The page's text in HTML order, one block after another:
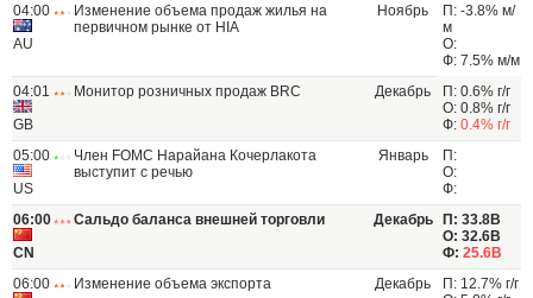
04:00
AU
Изменение объема продаж жилья на
первичном рынке от HIA
Ноябрь
П: -3.8% м/
м
О:
Ф: 7.5% м/м
04:01
GB
Монитор розничных продаж BRC Декабрь
П: 0.6% г/г
О: 0.8% г/г
Ф: 0.4% г/г
05:00
US
Член FOMC Нарайана Кочерлакота
выступит с речью
Январь
П:
О:
Ф:
06:00
CN
Сальдо баланса внешней торговли Декабрь
П: 33.8B
О: 32.6B
Ф: 25.6B
06:00
Изменение объема экспорта Декабрь
П: 12.7% г/г